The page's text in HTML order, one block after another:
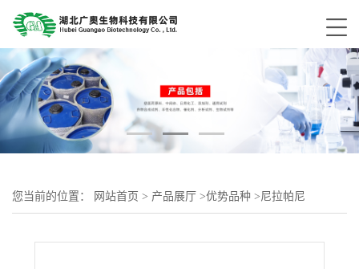
您当前的位置： 网站首页 > 产品展厅 >优势品种 >尼拉帕尼